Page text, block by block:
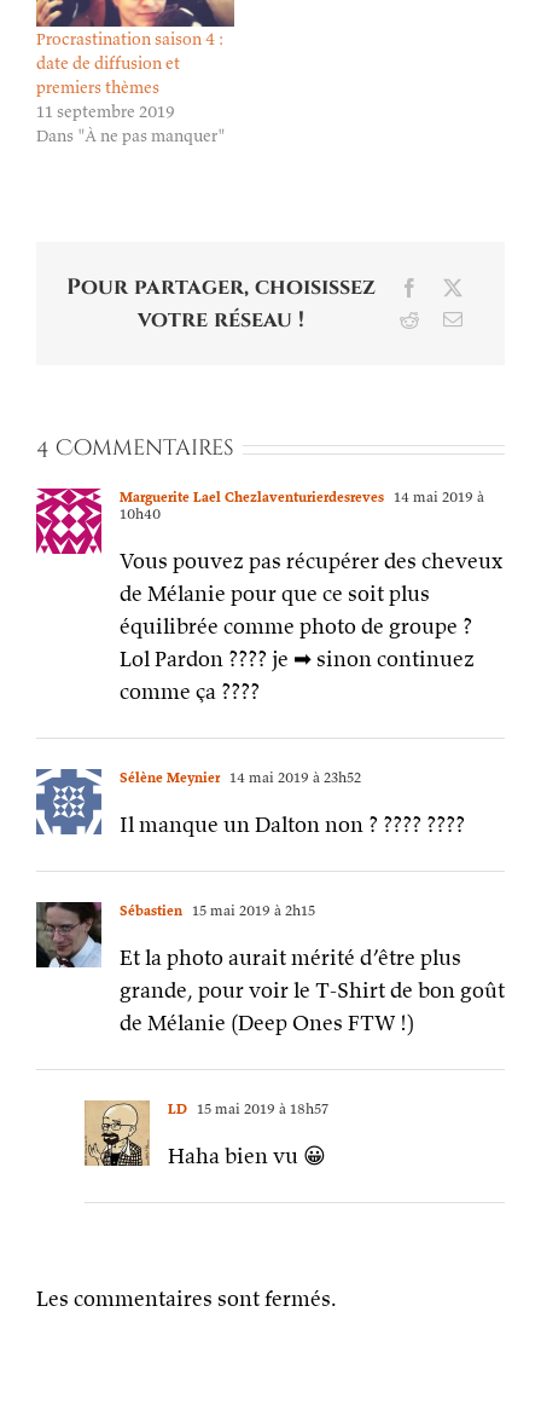
Procrastination saison 4 :
date de diffusion et
premiers thèmes
11 septembre 2019
Dans "À ne pas manquer"
Pour partager, choisissez
votre réseau !
Facebook
RedditEmail
4 Commentaires
Marguerite Lael Chezlaventurierdesreves 14 mai 2019 à
10h40
Vous pouvez pas récupérer des cheveux
de Mélanie pour que ce soit plus
équilibrée comme photo de groupe ?
Lol Pardon ???? je ➡ sinon continuez
comme ça ????
Sélène Meynier 14 mai 2019 à 23h52
Il manque un Dalton non ? ???? ????
Sébastien 15 mai 2019 à 2h15
Et la photo aurait mérité d’être plus
grande, pour voir le T-Shirt de bon goût
de Mélanie (Deep Ones FTW !)
LD 15 mai 2019 à 18h57
Haha bien vu 😀
Les commentaires sont fermés.